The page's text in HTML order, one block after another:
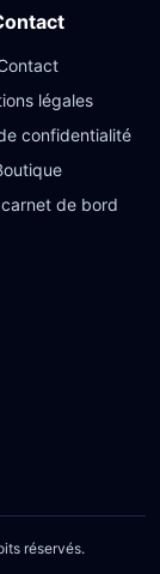
légales
confidentialité
de bord
réservés.